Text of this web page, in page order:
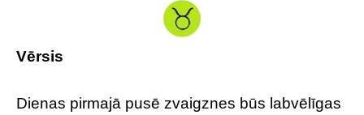
Vērsis
Dienas pirmajā pusē zvaigznes būs labvēlīgas